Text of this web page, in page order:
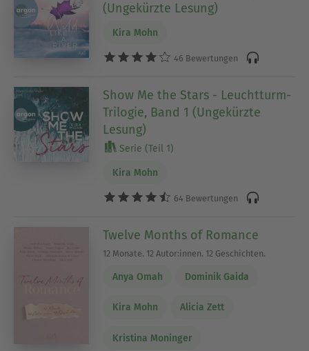
(Ungekürzte Lesung)
Kira Mohn
46 Bewertungen
Show Me the Stars - Leuchtturm-
Trilogie, Band 1 (Ungekürzte
Lesung)
Serie (Teil 1)
Kira Mohn
64 Bewertungen
Twelve Months of Romance
12 Monate. 12 Autor:innen. 12 Geschichten.
Anya Omah Dominik Gaida
Kira Mohn Alicia Zett
Kristina Moninger